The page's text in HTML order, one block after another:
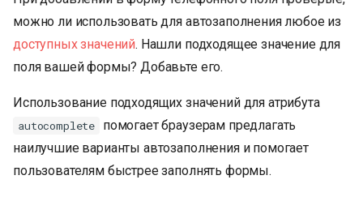
можно ли использовать для автозаполнения любое из
доступных значений. Нашли подходящее значение для
поля вашей формы? Добавьте его.
Использование подходящих значений для атрибута
autocomplete
помогает браузерам предлагать
наилучшие варианты автозаполнения и помогает
пользователям быстрее заполнять формы.